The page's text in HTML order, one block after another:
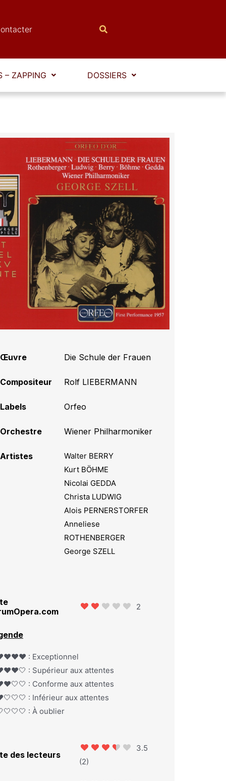
– ZAPPING DOSSIERS
Œuvre Die Schule der Frauen
Compositeur Rolf LIEBERMANN
Labels Orfeo
Orchestre Wiener Philharmoniker
Artistes
Walter BERRY
Kurt BÖHME
Nicolai GEDDA
Christa LUDWIG
Alois PERNERSTORFER
Anneliese
ROTHENBERGER
George SZELL
2
: Exceptionnel
: Supérieur aux attentes
: Conforme aux attentes
: Inférieur aux attentes
: À oublier
des lecteurs
3.5
(2)